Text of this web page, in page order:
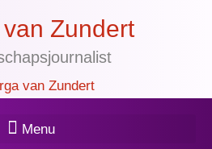
Zundert